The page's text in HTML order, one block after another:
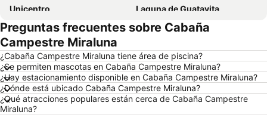
Unicentro
Laguna de Guatavita
Teusaquillo
Usaquén
Parque de la 93
Centro Comercial Gran Estación
Centro Comercial Andino
Zona T
Avenida Chile - Calle 72
Universidad Nacional de Colombia
Parque Simón Bolivar
Monserrate
Avenida Caracas
Preguntas frecuentes sobre Cabaña
Campestre Miraluna
¿Cabaña Campestre Miraluna tiene área de piscina?
¿Se permiten mascotas en Cabaña Campestre Miraluna?
¿Hay estacionamiento disponible en Cabaña Campestre Miraluna?
¿Dónde está ubicado Cabaña Campestre Miraluna?
¿Qué atracciones populares están cerca de Cabaña Campestre
Miraluna?